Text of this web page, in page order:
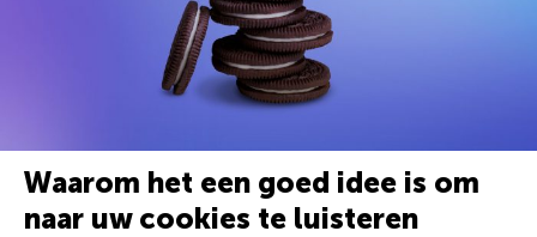
Waarom het een goed idee is om
naar uw cookies te luisteren